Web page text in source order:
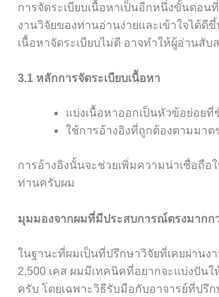
การจัดระเบียบเนื้อหาเป็นอีกหนึ่งขั้นตอ
งานวิจัยของท่านอ่านง่ายและเข้าใจได้ดี
เนื้อหาจัดระเบียบไม่ดี อาจทำให้ผู้อ่านสับ
3.1 หลักการจัดระเบียบเนื้อหา
แบ่งเนื้อหาออกเป็นหัวข้อย่อยที่
ใช้การอ้างอิงที่ถูกต้องตามมาต
การอ้างอิงนั้นจะช่วยเพิ่มความน่าเชื่อถือ
ท่านครับผม
มุมมองจากผมที่มีประสบการณ์ตรงมากกว่
ในฐานะที่ผมเป็นที่ปรึกษาวิจัยที่เคยผ่านง
2,500 เคส ผมมีเทคนิคที่อยากจะแบ่งปัน
ครับ โดยเฉพาะวิธีรับมือกับอาจารย์ที่ปรึก